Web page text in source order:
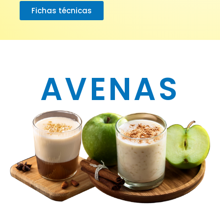
Fichas técnicas
AVENAS